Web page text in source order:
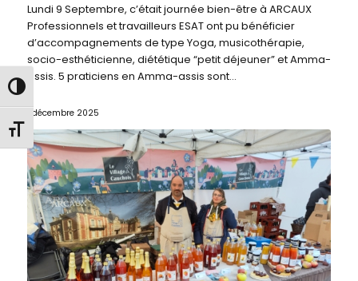
Passer en contraste élevé
Changer la taille de la police
Lundi 9 Septembre, c’était journée bien-être à ARCAUX
Professionnels et travailleurs ESAT ont pu bénéficier
d’accompagnements de type Yoga, musicothérapie,
socio-esthéticienne, diététique “petit déjeuner” et Amma-
assis. 5 praticiens en Amma-assis sont…
1 décembre 2025